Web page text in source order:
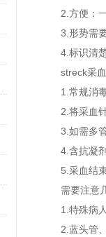
2.方便：一
3.形势需要
4.标识清楚
streck采血
1.常规消毒
2.将采血针
3.如需多管
4.含抗凝剂
5.采血结束
需要注意几
1.特殊病人
2.蓝头管、